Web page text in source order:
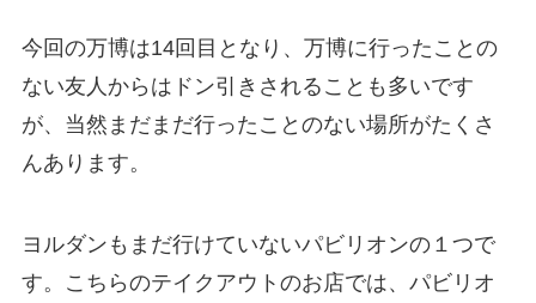
今回の万博は14回目となり、万博に行ったことの
ない友人からはドン引きされることも多いです
が、当然まだまだ行ったことのない場所がたくさ
んあります。
ヨルダンもまだ行けていないパビリオンの１つで
す。こちらのテイクアウトのお店では、パビリオ